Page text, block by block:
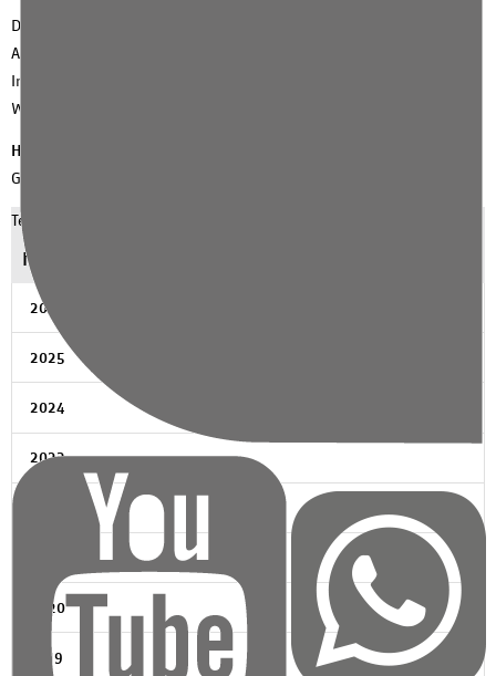
Das 6. Bundestreffen ESK findet vom 17.-20.9.2020 in Hamburg statt.
Alle weiteren
Informationen folgen Anfang des Jahres 2020 über die
Website :
Hier
Gynäkologische Onkologie.
Teilen:
News Archiv
2026
2025
2024
2023
2020
2019